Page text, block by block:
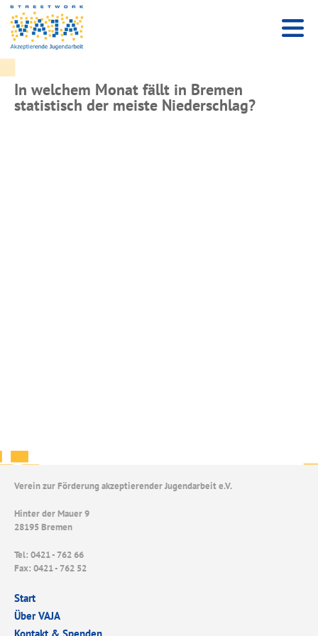
In welchem Monat fällt in Bremen
statistisch der meiste Niederschlag?
Verein zur Förderung akzeptierender Jugendarbeit e.V.
Hinter der Mauer 9
28195 Bremen
Tel: 0421 - 762 66
Fax: 0421 - 762 52
Start
Über VAJA